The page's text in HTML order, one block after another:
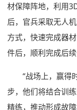
材保障阵地，利用
后，官兵采取无人
方式，快速完成器
件后，顺利完成后续
“战场上，赢得
步，他们将结合训
精练，推动形成故